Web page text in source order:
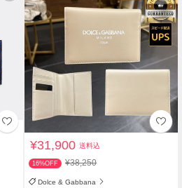
¥31,900送料込
16%OFF ¥38,250
Dolce & Gabbana